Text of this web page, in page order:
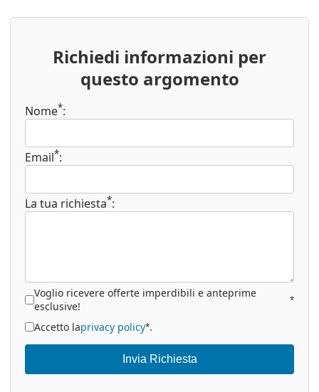
Richiedi informazioni per
questo argomento
Nome*:
Email*:
La tua richiesta*:
Voglio ricevere offerte imperdibili e anteprime
esclusive!
*
Accetto laprivacy policy*.
Invia Richiesta